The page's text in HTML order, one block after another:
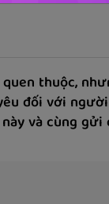
thuộc,
đối với
và cùng